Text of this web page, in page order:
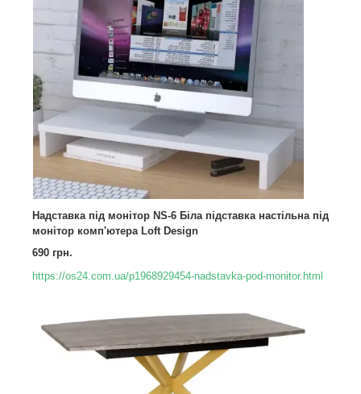
Надставка під монітор NS-6 Біла підставка настільна під
монітор комп'ютера Loft Design
690 грн.
https://os24.com.ua/p1968929454-nadstavka-pod-monitor.html